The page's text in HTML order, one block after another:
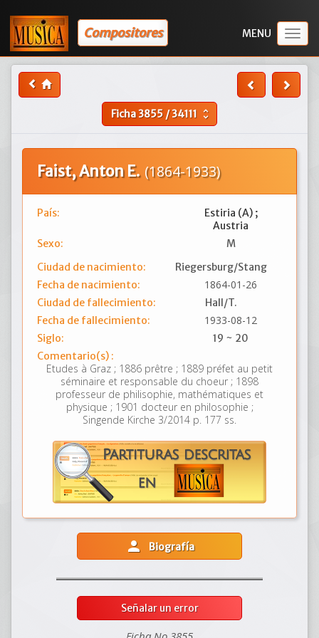
Compositores
Ficha3855 /34111 unfold_more
Faist, Anton E. (1864-1933)
País:
Estiria (A) ;
Austria
Sexo:
M
Ciudad de nacimiento:
Riegersburg/Stang
Fecha de nacimiento:
1864-01-26
Ciudad de fallecimiento:
Hall/T.
Fecha de fallecimiento:
1933-08-12
Siglo:
19 ~ 20
Comentario(s) :
Etudes à Graz ; 1886 prêtre ; 1889 préfet au petit
séminaire et responsable du choeur ; 1898
professeur de philisophie, mathématiques et
physique ; 1901 docteur en philosophie ;
Singende Kirche 3/2014 p. 177 ss.
person Biografía
Señalar un error